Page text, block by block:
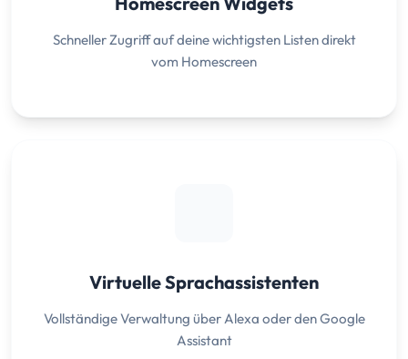
Schneller Zugriff auf deine wichtigsten Listen direkt
vom Homescreen
Virtuelle Sprachassistenten
Vollständige Verwaltung über Alexa oder den Google
Assistant